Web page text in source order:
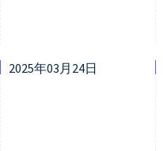
2025年03月24日